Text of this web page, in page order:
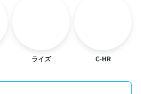
ライズ C-HR